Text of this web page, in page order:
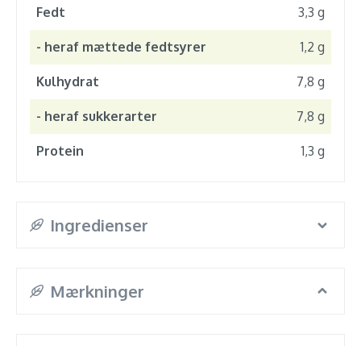
Fedt 3,3 g
- heraf mættede fedtsyrer 1,2 g
Kulhydrat 7,8 g
- heraf sukkerarter 7,8 g
Protein 1,3 g
Ingredienser
Mærkninger